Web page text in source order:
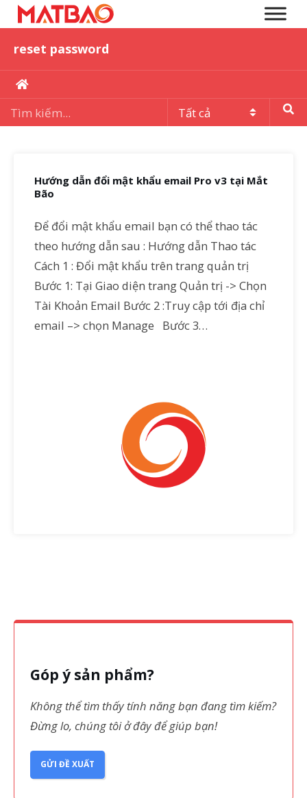
reset password
Hướng dẫn đổi mật khẩu email Pro v3 tại Mắt
Bão
Để đổi mật khẩu email bạn có thể thao tác
theo hướng dẫn sau : Hướng dẫn Thao tác
Cách 1 : Đổi mật khẩu trên trang quản trị
Bước 1: Tại Giao diện trang Quản trị -> Chọn
Tài Khoản Email Bước 2 :Truy cập tới địa chỉ
email –> chọn Manage Bước 3…
Góp ý sản phẩm?
Không thể tìm thấy tính năng bạn đang tìm kiếm?
Đừng lo, chúng tôi ở đây để giúp bạn!
GỬI ĐỀ XUẤT